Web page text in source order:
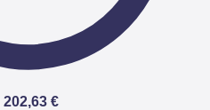
202,63 €